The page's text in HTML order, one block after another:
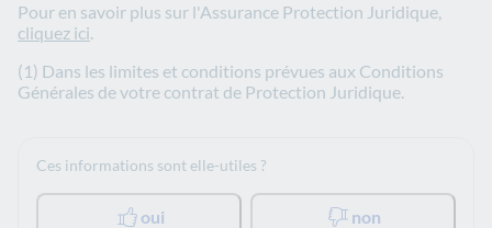
Pour en savoir plus sur l'Assurance Protection Juridique,
cliquez ici.
(1) Dans les limites et conditions prévues aux Conditions
Générales de votre contrat de Protection Juridique.
Ces informations sont elle-utiles ?
oui non